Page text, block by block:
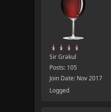
Sir Grakul
Posts: 105
Join Date: Nov 2017
Logged